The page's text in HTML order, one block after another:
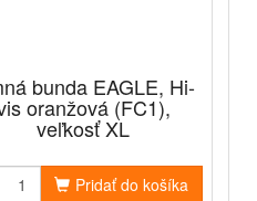
bunda EAGLE, Hi-
oranžová (FC1),
veľkosť XL
Pridať do košíka